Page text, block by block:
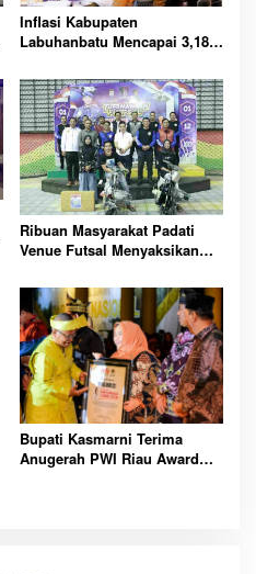
Inflasi Kabupaten
Labuhanbatu Mencapai 3,18%
Soroti Kenaikan Harga
Ribuan Masyarakat Padati
Venue Futsal Menyaksikan
Inhil Cup 2023
Bupati Kasmarni Terima
Anugerah PWI Riau Award